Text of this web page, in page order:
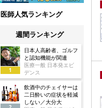
医師人気ランキング
週間ランキング
1
日本人高齢者、ゴルフ
と認知機能が関連
医療一般 日本発エビ
デンス
飲酒中のチェイサーは
二日酔いの症状を軽減
しない／大分大